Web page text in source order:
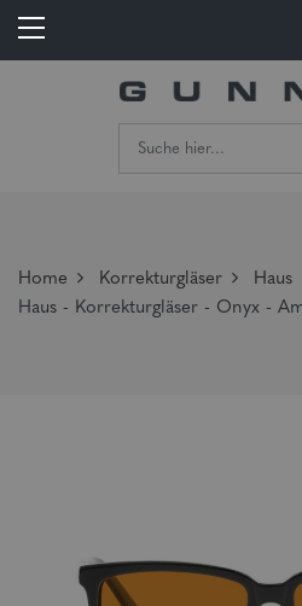
Home Korrekturgläser
Haus
Haus - Korrekturgläser - Onyx -